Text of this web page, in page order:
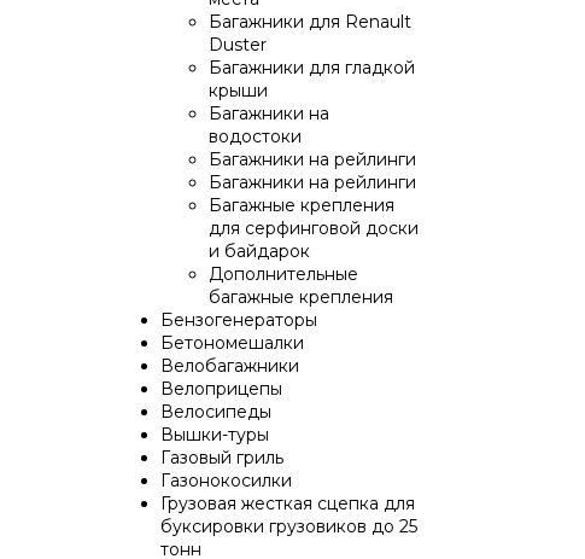
Багажники для Renault
Duster
Багажники для гладкой
крыши
Багажники на
водостоки
Багажники на рейлинги
Багажники на рейлинги
Багажные крепления
для серфинговой доски
и байдарок
Дополнительные
багажные крепления
Бензогенераторы
Бетономешалки
Велобагажники
Велоприцепы
Велосипеды
Вышки-туры
Газовый гриль
Газонокосилки
Грузовая жесткая сцепка для
буксировки грузовиков до 25
тонн